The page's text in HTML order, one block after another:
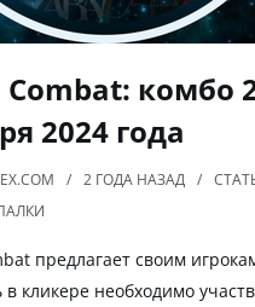
Combat: комбо
2024 года
2 ГОДА НАЗАД
предлагает своим
кликере необходимо